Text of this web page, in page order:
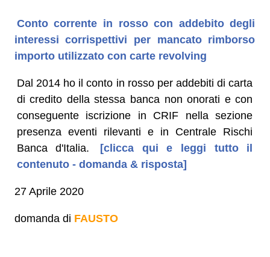
Conto corrente in rosso con addebito degli
interessi corrispettivi per mancato rimborso
importo utilizzato con carte revolving
Dal 2014 ho il conto in rosso per addebiti di carta
di credito della stessa banca non onorati e con
conseguente iscrizione in CRIF nella sezione
presenza eventi rilevanti e in Centrale Rischi
Banca d'Italia.
[clicca qui e leggi tutto il
contenuto - domanda & risposta]
27 Aprile 2020
domanda di FAUSTO